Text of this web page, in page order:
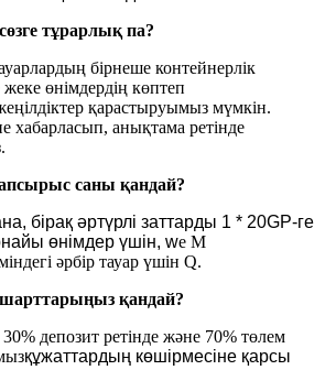
тұрарлық па?
бірнеше контейнерлік
өнімдердің көптеп
қарастыруымыз мүмкін.
хабарласып, анықтама ретінде
саны қандай?
бірақ әртүрлі заттарды 1 * 20GP-ге
өнімдер үшін, we M
әрбір тауар үшін Q.
шарттарыңыз қандай?
депозит ретінде және 70% төлем
құжаттардың көшірмесіне қарсы